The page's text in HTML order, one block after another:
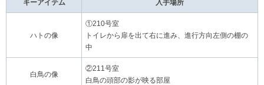
キーアイテム 入手場所
ハトの像
①210号室
トイレから扉を出て右に進み、進行方向左側の棚の
中
白鳥の像
②211号室
白鳥の頭部の影が映る部屋